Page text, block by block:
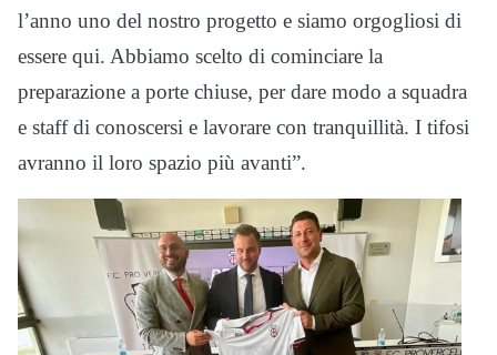
l’anno uno del nostro progetto e siamo orgogliosi di
essere qui. Abbiamo scelto di cominciare la
preparazione a porte chiuse, per dare modo a squadra
e staff di conoscersi e lavorare con tranquillità. I tifosi
avranno il loro spazio più avanti”.